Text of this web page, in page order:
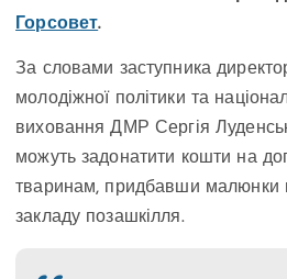
Горсовет.
За словами заступника
молодіжної політики та
виховання ДМР Сергія
можуть задонатити кошти на
тваринам, придбавши малюнки
закладу позашкілля.